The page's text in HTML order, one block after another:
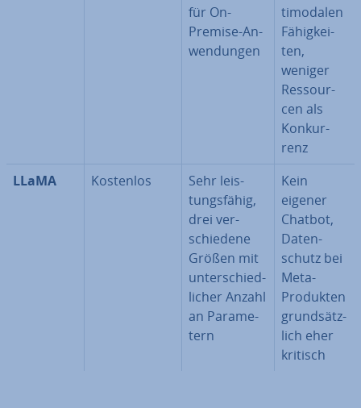
für On-
Premise-An­
wen­dun­gen
ti­mo­da­len
Fä­hig­kei­
ten,
weniger
Res­sour­
cen als
Kon­kur­
renz
LLaMA
Kostenlos
Sehr leis­
tungs­fä­hig,
drei ver­
schie­de­ne
Größen mit
un­ter­schied­
li­cher Anzahl
an Pa­ra­me­
tern
Kein
eigener
Chatbot,
Da­ten­
schutz bei
Meta-
Produkten
grund­sätz­
lich eher
kritisch